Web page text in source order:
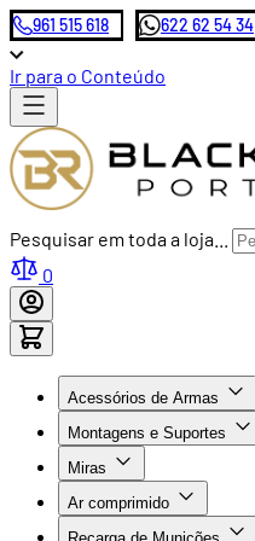
961 515 618 622 62 54 34
Ir para o Conteúdo
Pesquisar em toda a loja...
0
Acessórios de Armas
Montagens e Suportes
Miras
Ar comprimido